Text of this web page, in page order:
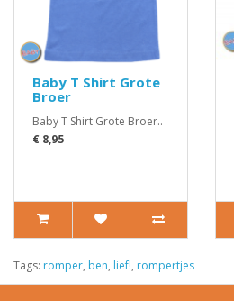
Baby T Shirt Grote
Broer
Baby T Shirt Grote Broer..
€ 8,95
Tags: romper, ben, lief!, rompertjes